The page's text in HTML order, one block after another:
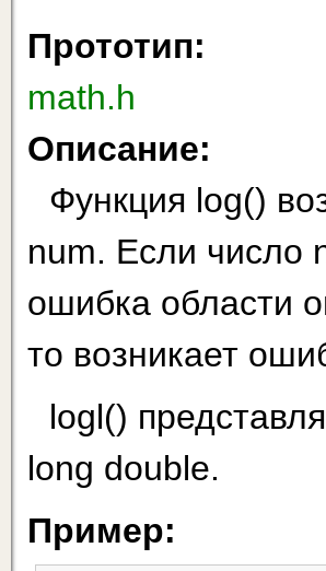
Прототип:
math.h
Описание:
Функция log()
num. Если число
ошибка области
то возникает
logl()
long double.
Пример: